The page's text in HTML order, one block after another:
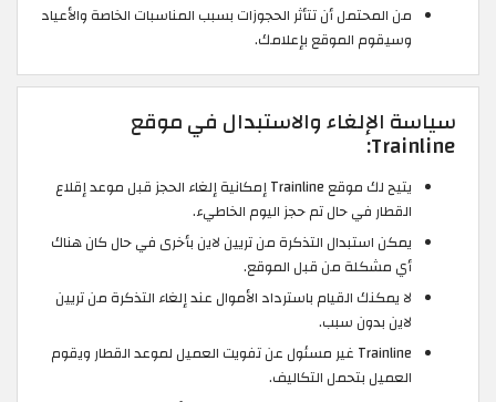
من المحتمل أن تتأثر الحجوزات بسبب المناسبات الخاصة والأعياد
وسيقوم الموقع بإعلامك.
سياسة الإلغاء والاستبدال في موقع
Trainline:
يتيح لك موقع Trainline إمكانية إلغاء الحجز قبل موعد إقلاع
القطار في حال تم حجز اليوم الخاطيء.
يمكن استبدال التذكرة من تريين لاين بأخرى في حال كان هناك
أي مشكلة من قبل الموقع.
لا يمكنك القيام باسترداد الأموال عند إلغاء التذكرة من تريين
لاين بدون سبب.
Trainline غير مسئول عن تفويت العميل لموعد القطار ويقوم
العميل بتحمل التكاليف.